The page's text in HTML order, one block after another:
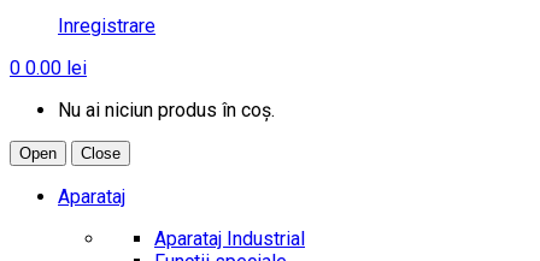
Inregistrare
0 0.00 lei
Nu ai niciun produs în coș.
Open Close
Aparataj
Aparataj Industrial